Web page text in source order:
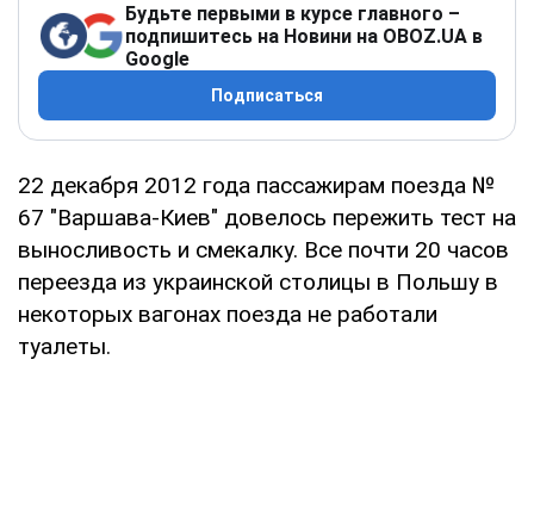
Будьте первыми в курсе главного –
подпишитесь на Новини на OBOZ.UA в
Google
Подписаться
22 декабря 2012 года пассажирам поезда №
67 "Варшава-Киев" довелось пережить тест на
выносливость и смекалку. Все почти 20 часов
переезда из украинской столицы в Польшу в
некоторых вагонах поезда не работали
туалеты.